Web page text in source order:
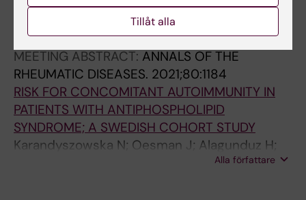
Karandyszowska N; Alagündüz H; Oesman J;
Magnusson M; Svenungsson E; Bruzelius M;
MEETING ABSTRACT: ANNALS OF THE
RHEUMATIC DISEASES. 2021;80:1184
RISK FOR CONCOMITANT AUTOIMMUNITY IN
PATIENTS WITH ANTIPHOSPHOLIPID
SYNDROME; A SWEDISH COHORT STUDY
Karandyszowska N; Oesman J; Alagunduz H;
Magnusson M; Svenungsson E; Bruzelius M;
Alla författare
Tillåt alla